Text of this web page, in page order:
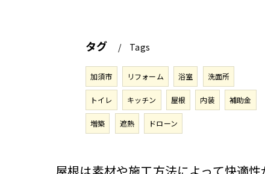
タグ Tags
加須市 リフォーム 浴室 洗面所
トイレ キッチン 屋根 内装 補助金
増築 遮熱 ドローン